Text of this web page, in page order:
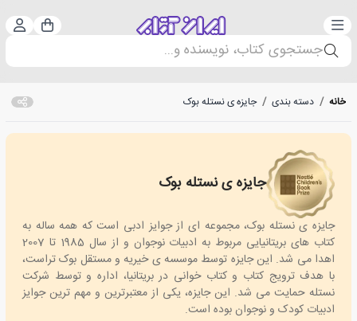
دسته‌بندی سبد
جستجوی کتاب، نویسنده و...
خانه / دسته بندی / جایزه ی نستله بوک
جایزه ی نستله بوک
Nestle Childrens book prize
جایزه ی نستله بوک، مجموعه ای از جوایز ادبی است که همه ساله به
کتاب های بریتانیایی مربوط به ادبیات نوجوان و از سال 1985 تا 2007
اهدا می شد. این جایزه توسط موسسه ی خیریه و مستقل بوک تراست،
با هدف ترویج کتاب و کتاب خوانی در بریتانیا، اداره و توسط شرکت
نستله حمایت می شد. این جایزه، یکی از معتبرترین و مهم ترین جوایز
ادبیات کودک و نوجوان بوده است.